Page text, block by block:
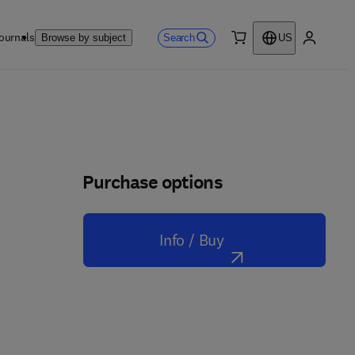
Browse by subject Search
US
Purchase options
Info / Buy